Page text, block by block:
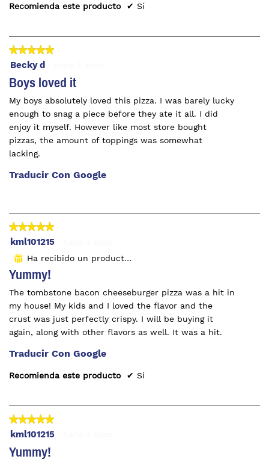
Recomienda este producto ✔ Sí
★★★★★
★★★★★
5
5
estrellas.
Becky d
Boys loved it
My boys absolutely loved this pizza. I was barely lucky
enough to snag a piece before they ate it all. I did
enjoy it myself. However like most store bought
pizzas, the amount of toppings was somewhat
lacking.
Traducir Con Google
★★★★★
★★★★★
5
estrellas.
kml101215
⊞ Ha recibido un producto gratuito
Yummy!
The tombstone bacon cheeseburger pizza was a hit in
my house! My kids and I loved the flavor and the
crust was just perfectly crispy. I will be buying it
again, along with other flavors as well. It was a hit.
Traducir Con Google
Recomienda este producto ✔ Sí
★★★★★
★★★★★
5
5
kml101215
Yummy!